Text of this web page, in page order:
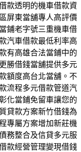
款透明的機車借款資
屏東當舖專人高評價
鋪老字號三重機車借
汽車借款最低利率高
有高雄合法當鋪中的
勝借錢當舖提供多元
額度高台北當舖。不
流程多元借款管道汽
化當鋪免留車讓您的
貸款方案新竹借錢為
專屬方案增加新莊機
務整合及信貸多元服
款經營管理變現借錢